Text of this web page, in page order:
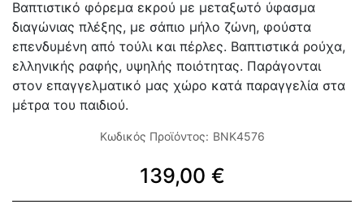
Βαπτιστικό φόρεμα εκρού με μεταξωτό ύφασμα
διαγώνιας πλέξης, με σάπιο μήλο ζώνη, φούστα
επενδυμένη από τούλι και πέρλες. Βαπτιστικά ρούχα,
ελληνικής ραφής, υψηλής ποιότητας. Παράγονται
στον επαγγελματικό μας χώρο κατά παραγγελία στα
μέτρα του παιδιού.
Κωδικός Προϊόντος: BNK4576
139,00 €